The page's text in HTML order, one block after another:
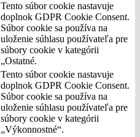
Tento súbor cookie nastavuje
doplnok GDPR Cookie Consent.
Súbor cookie sa používa na
uloženie súhlasu používateľa pre
súbory cookie v kategórii
„Ostatné.
Tento súbor cookie nastavuje
doplnok GDPR Cookie Consent.
Súbor cookie sa používa na
uloženie súhlasu používateľa pre
súbory cookie v kategórii
„Výkonnostné“.